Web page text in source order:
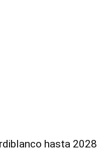
hasta 2028